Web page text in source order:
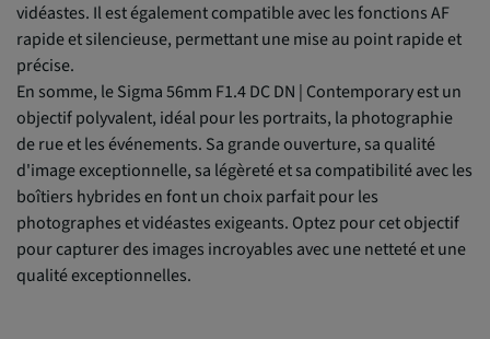
vidéastes. Il est également compatible avec les fonctions AF
rapide et silencieuse, permettant une mise au point rapide et
précise.
En somme, le Sigma 56mm F1.4 DC DN | Contemporary est un
objectif polyvalent, idéal pour les portraits, la photographie
de rue et les événements. Sa grande ouverture, sa qualité
d'image exceptionnelle, sa légèreté et sa compatibilité avec les
boîtiers hybrides en font un choix parfait pour les
photographes et vidéastes exigeants. Optez pour cet objectif
pour capturer des images incroyables avec une netteté et une
qualité exceptionnelles.